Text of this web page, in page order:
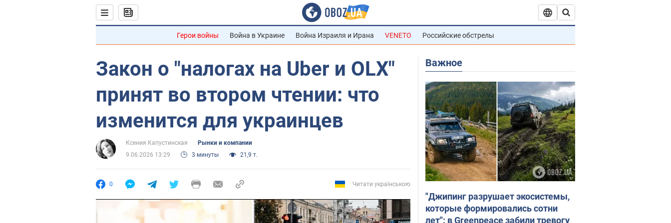
Герои войны Война в Украине Война Израиля и Ирана VENETO Российские обстрелы
Закон о "налогах на Uber и OLX"
принят во втором чтении: что
изменится для украинцев
Ксения Капустинская
Рынки и компании
9.06.2026 13:29
3 минуты 21,9 т.
0 Читати українською
Важное
"Джипинг разрушает экосистемы,
которые формировались сотни
лет": в Greenpeace забили тревогу